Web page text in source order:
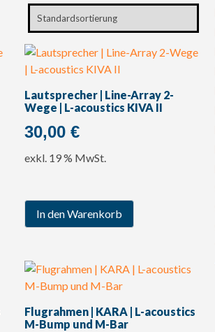
Lautsprecher | Line-Array 2-
Wege | L-acoustics KIVA II
30,00 €
exkl. 19 % MwSt.
In den Warenkorb
Flugrahmen | KARA | L-acoustics
M-Bump und M-Bar